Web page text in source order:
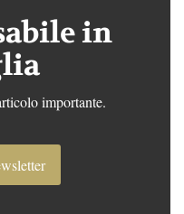
in
importante.